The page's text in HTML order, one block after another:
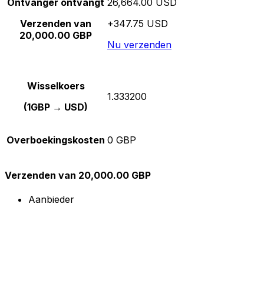
Verzenden van
20,000.00 GBP
+347.75 USD
Nu verzenden
Wisselkoers
(1GBP → USD)
1.333200
Overboekingskosten 0 GBP
Verzenden van 20,000.00 GBP
Aanbieder